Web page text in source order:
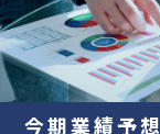
今期業績予想